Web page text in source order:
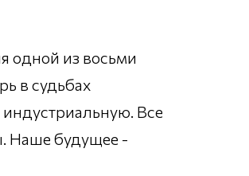
одной из восьми
в судьбах
Все
Наше будущее -